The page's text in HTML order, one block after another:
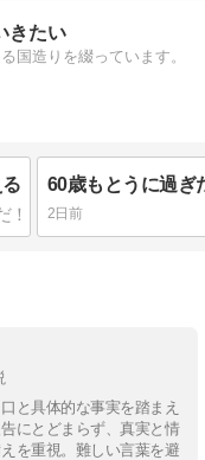
きたい
国造りを綴っています。
2日前
と具体的な事実を踏まえ
にとどまらず、真実と情
を重視。難しい言葉を避